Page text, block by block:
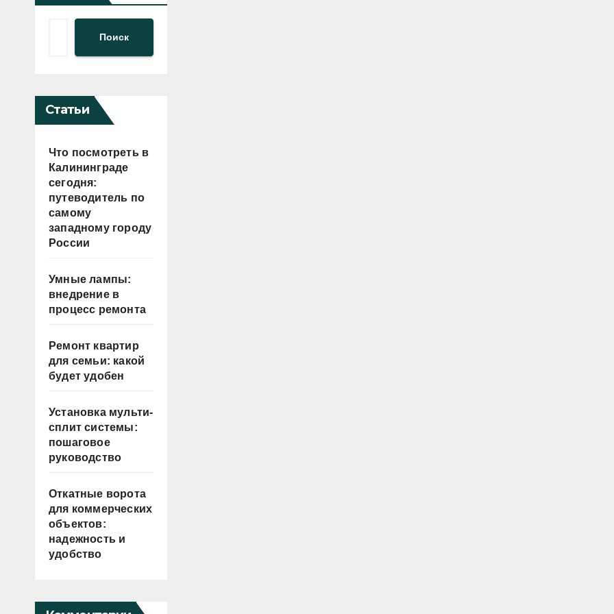
Поиск
Статьи
Что посмотреть в
Калининграде
сегодня:
путеводитель по
самому
западному городу
России
Умные лампы:
внедрение в
процесс ремонта
Ремонт квартир
для семьи: какой
будет удобен
Установка мульти-
сплит системы:
пошаговое
руководство
Откатные ворота
для коммерческих
объектов:
надежность и
удобство